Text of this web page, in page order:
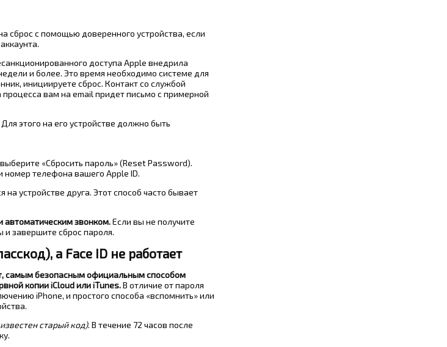
сброс с помощью доверенного устройства, если
доступа Apple внедрила
и более. Это время необходимо системе для
инициируете сброс. Контакт со службой
вам на email придет письмо с примерной
Для этого на его устройстве должно быть
«Сбросить пароль» (Reset Password).
номер телефона вашего Apple ID.
устройстве друга. Этот способ часто бывает
автоматическим звонком.Если вы не получите
и завершите сброс пароля.
а Face ID не работает
самым безопасным официальным способом
копии iCloud или iTunes.В отличие от пароля
iPhone, и простого способа «вспомнить» или
старый код). В течение 72 часов после